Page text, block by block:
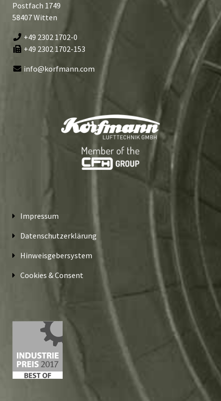
Postfach 1749
58407 Witten
+49 2302 1702-0
+49 2302 1702-153
info@korfmann.com
Impressum
Datenschutzerklärung
Hinweisgebersystem
Cookies & Consent